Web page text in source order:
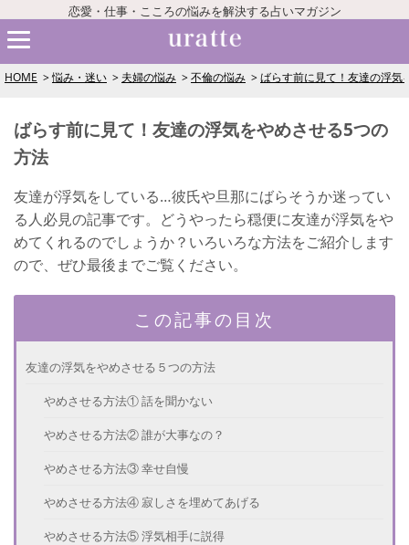
恋愛・仕事・こころの悩みを解決する占いマガジン
HOME 悩み・迷い 夫婦の悩み 不倫の悩み ばらす前に見て！友達の浮気
ばらす前に見て！友達の浮気をやめさせる5つの
方法
友達が浮気をしている…彼氏や旦那にばらそうか迷ってい
る人必見の記事です。どうやったら穏便に友達が浮気をや
めてくれるのでしょうか？いろいろな方法をご紹介します
ので、ぜひ最後までご覧ください。
この記事の目次
友達の浮気をやめさせる５つの方法
やめさせる方法① 話を聞かない
やめさせる方法② 誰が大事なの？
やめさせる方法③ 幸せ自慢
やめさせる方法④ 寂しさを埋めてあげる
やめさせる方法⑤ 浮気相手に説得